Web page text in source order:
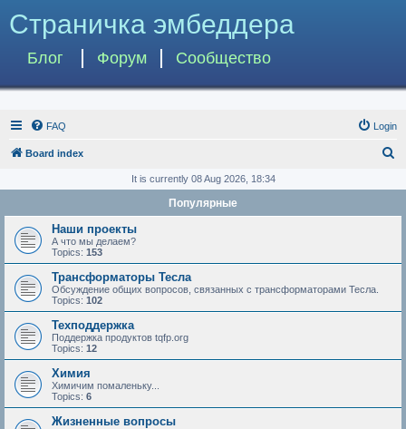
Страничка эмбеддера
Блог Форум Сообщество
FAQ Login
Board index
r
h
It is currently 08 Aug 2026, 18:34
Популярные
Наши проекты
А что мы делаем?
Topics: 153
Трансформаторы Тесла
Обсуждение общих вопросов, связанных с трансформаторами Тесла.
Topics: 102
Техподдержка
Поддержка продуктов tqfp.org
Topics: 12
Химия
Химичим помаленьку...
Topics: 6
Жизненные вопросы